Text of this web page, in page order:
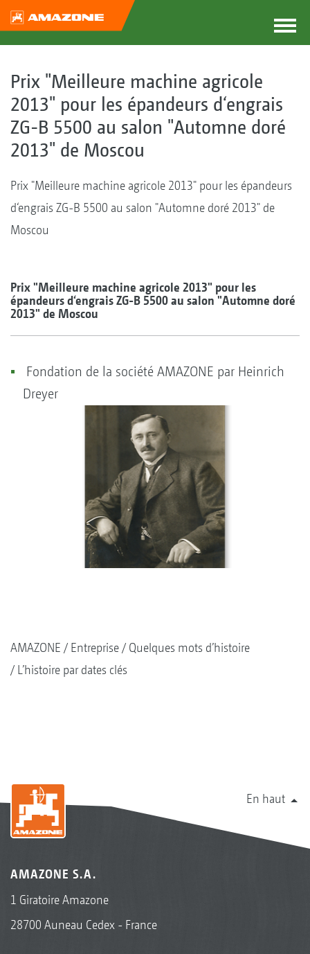
Prix "Meilleure machine agricole
2013" pour les épandeurs d‘engrais
ZG-B 5500 au salon "Automne doré
2013" de Moscou
Prix "Meilleure machine agricole 2013" pour les épandeurs
d‘engrais ZG-B 5500 au salon "Automne doré 2013" de
Moscou
Prix "Meilleure machine agricole 2013" pour les
épandeurs d‘engrais ZG-B 5500 au salon "Automne doré
2013" de Moscou
Fondation de la société AMAZONE par Heinrich
Dreyer
AMAZONE Entreprise
Quelques mots d’histoire
L’histoire par dates clés
En haut
AMAZONE S.A.
1 Giratoire Amazone
28700 Auneau Cedex - France